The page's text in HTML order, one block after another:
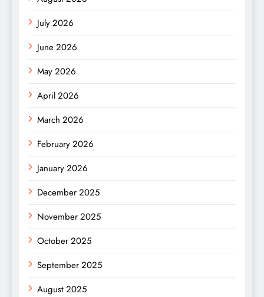
July 2026
June 2026
May 2026
April 2026
March 2026
February 2026
January 2026
December 2025
November 2025
October 2025
September 2025
August 2025